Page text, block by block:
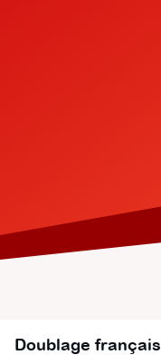
Doublage français